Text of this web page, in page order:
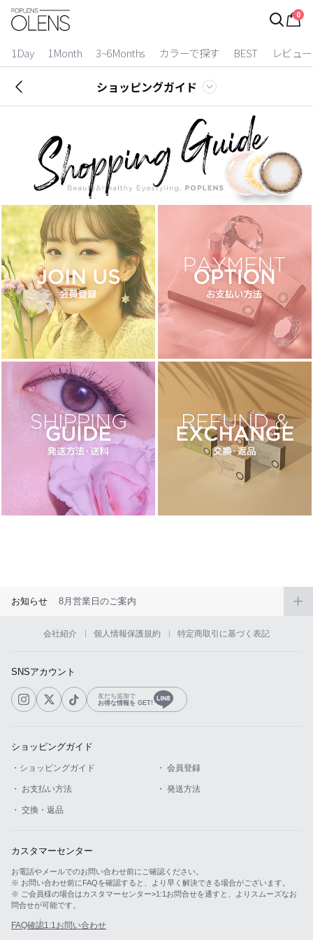
0
1Day 1Month 3~6Months カラーで探す BEST レビュー
ログイン
カラコン比較
今月限定特典
カラコン
1 Day
2 Weeks
1 Month
3~6 Months
よりどりキット
カラー
ブラウン
チョコ
グレー
ブラック
ヘーゼル
グリーン
ブルー
透明
乱視用
ハロウィンカラコン
ケア用品
総合掲示板
ショッピングガイド
ショッピングガイド
お知らせ 8月営業日のご案内
会社紹介 個人情報保護規約 特定商取引に基づく表記
SNSアカウント
友だち追加で
お得な情報を GET!
ショッピングガイド
・ショッピングガイド ・ 会員登録
・ お支払い方法 ・ 発送方法
・ 交換・返品
カスタマーセンター
お電話やメールでのお問い合わせ前にご確認ください。
※ お問い合わせ前にFAQを確認すると、より早く解決できる場合がございます。
※ ご会員様の場合はカスタマーセンター>1:1お問合せを通すと、よりスムーズなお
問合せが可能です。
FAQ確認1:1お問い合わせ